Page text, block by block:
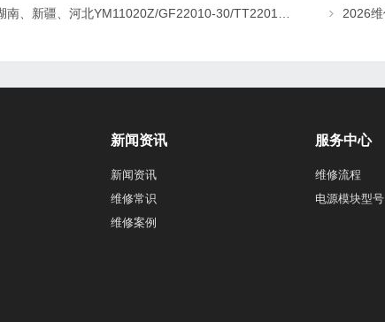
新闻资讯
新闻资讯
维修常识
维修案例
服务中心
维修流程
电源模块型号